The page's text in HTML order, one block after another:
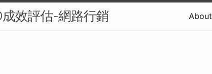
效評估-網路行銷 About